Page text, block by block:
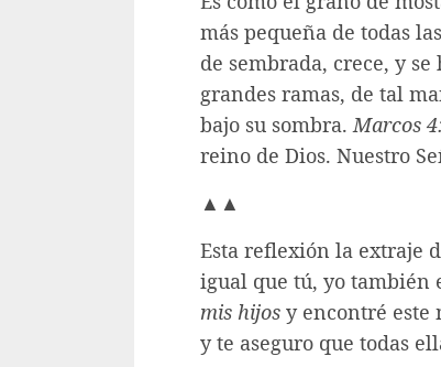
más pequeña de todas
de sembrada, crece, y
grandes ramas, de tal
bajo su sombra.Marcos
reino de Dios. Nuestro
▲▲
Esta reflexión la extraje
igual que tú, yo también
mis hijos y encontré este
y te aseguro que todas